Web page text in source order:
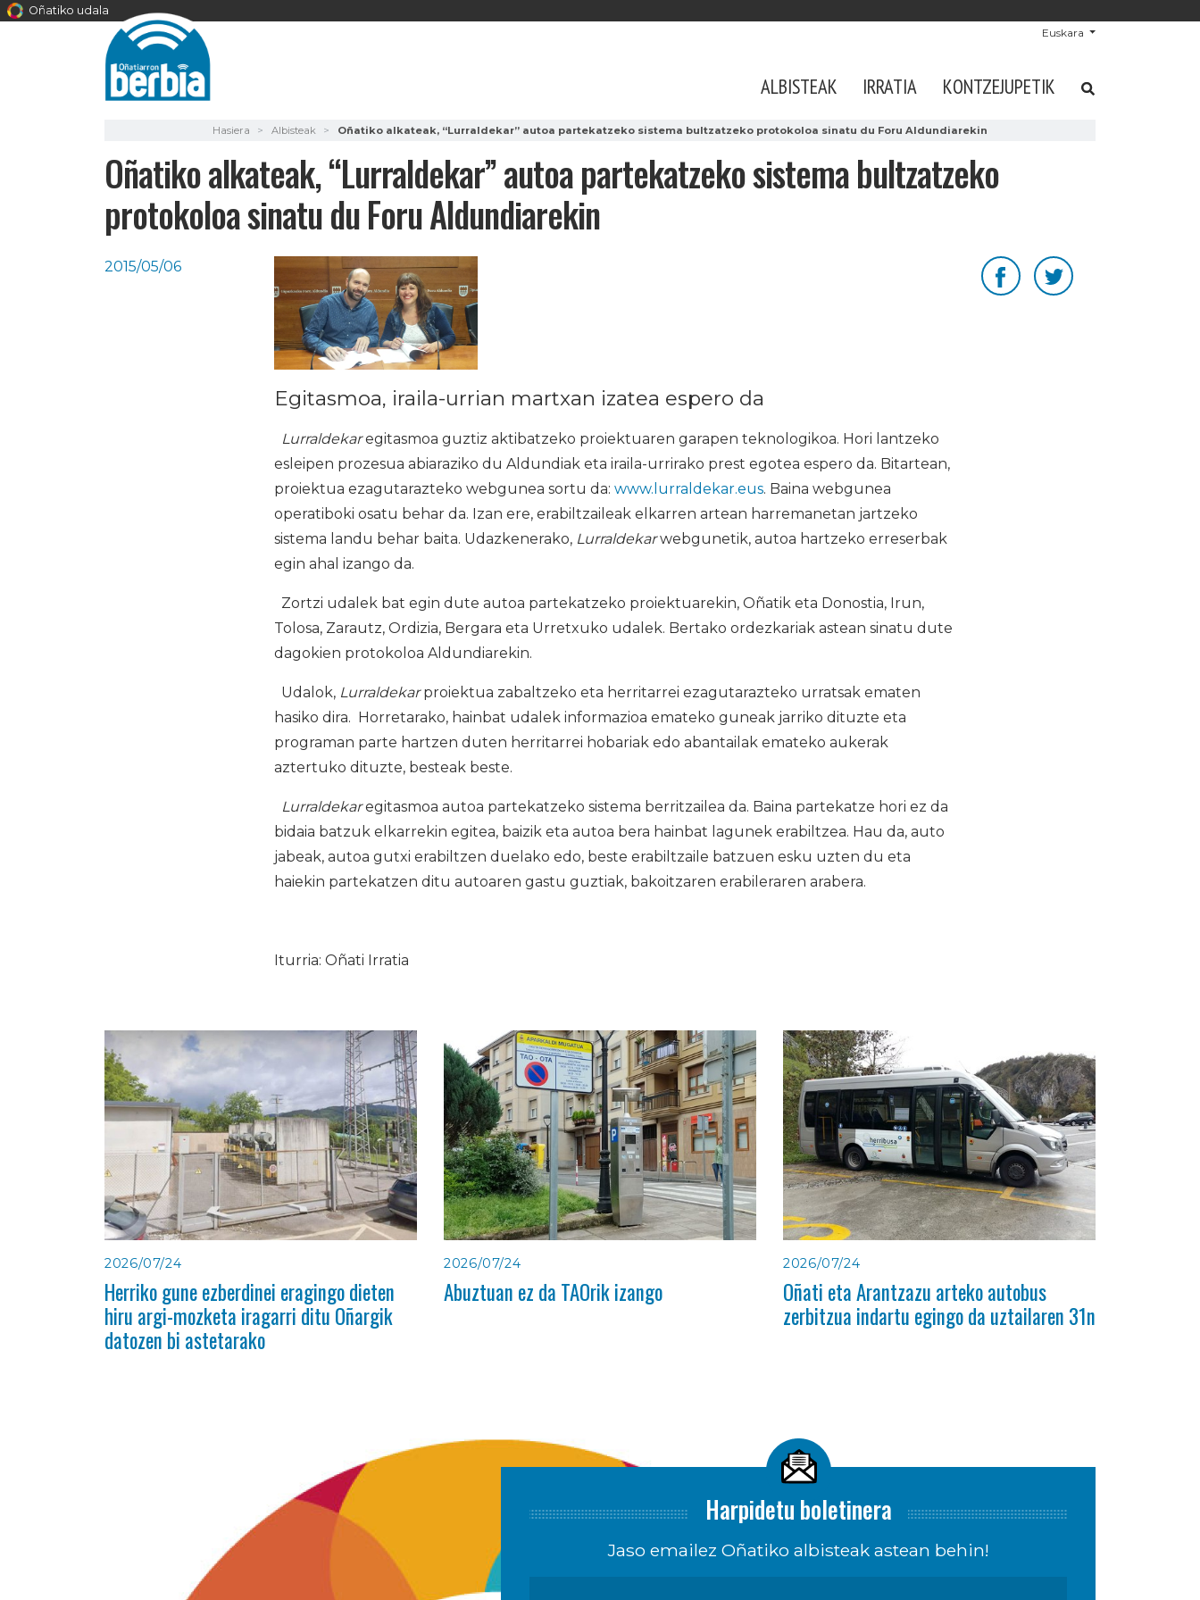
Oñatiko udala
Euskara
ALBISTEAK IRRATIA KONTZEJUPETIK
Hasiera Albisteak Oñatiko alkateak, “Lurraldekar” autoa partekatzeko sistema bultzatzeko protokoloa sinatu du Foru Aldundiarekin
Oñatiko alkateak, “Lurraldekar” autoa partekatzeko sistema bultzatzeko
protokoloa sinatu du Foru Aldundiarekin
2015/05/06
Egitasmoa, iraila-urrian martxan izatea espero da
Lurraldekaregitasmoa guztiz aktibatzeko proiektuaren garapen teknologikoa. Hori lantzeko
esleipen prozesua abiaraziko du Aldundiak eta iraila-urrirako prest egotea espero da. Bitartean,
proiektua ezagutarazteko webgunea sortu da: www.lurraldekar.eus. Baina webgunea
operatiboki osatu behar da. Izan ere, erabiltzaileak elkarren artean harremanetan jartzeko
sistema landu behar baita. Udazkenerako, Lurraldekarwebgunetik, autoa hartzeko erreserbak
egin ahal izango da.
Zortzi udalek bat egin dute autoa partekatzeko proiektuarekin, Oñatik eta Donostia, Irun,
Tolosa, Zarautz, Ordizia, Bergara eta Urretxuko udalek. Bertako ordezkariak astean sinatu dute
dagokien protokoloa Aldundiarekin.
Udalok, Lurraldekarproiektua zabaltzeko eta herritarrei ezagutarazteko urratsak ematen
hasiko dira. Horretarako, hainbat udalek informazioa emateko guneak jarriko dituzte eta
programan parte hartzen duten herritarrei hobariak edo abantailak emateko aukerak
aztertuko dituzte, besteak beste.
Lurraldekaregitasmoa autoa partekatzeko sistema berritzailea da. Baina partekatze hori ez da
bidaia batzuk elkarrekin egitea, baizik eta autoa bera hainbat lagunek erabiltzea. Hau da, auto
jabeak, autoa gutxi erabiltzen duelako edo, beste erabiltzaile batzuen esku uzten du eta
haiekin partekatzen ditu autoaren gastu guztiak, bakoitzaren erabileraren arabera.
Iturria: Oñati Irratia
2026/07/24
Herriko gune ezberdinei eragingo dieten
hiru argi-mozketa iragarri ditu Oñargik
datozen bi astetarako
2026/07/24
Abuztuan ez da TAOrik izango
2026/07/24
Oñati eta Arantzazu arteko autobus
zerbitzua indartu egingo da uztailaren 31n
Harpidetu boletinera
Jaso emailez Oñatiko albisteak astean behin!